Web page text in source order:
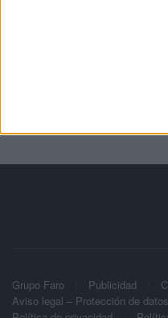
Grupo Faro Publicidad
Aviso legal – Protección de datos